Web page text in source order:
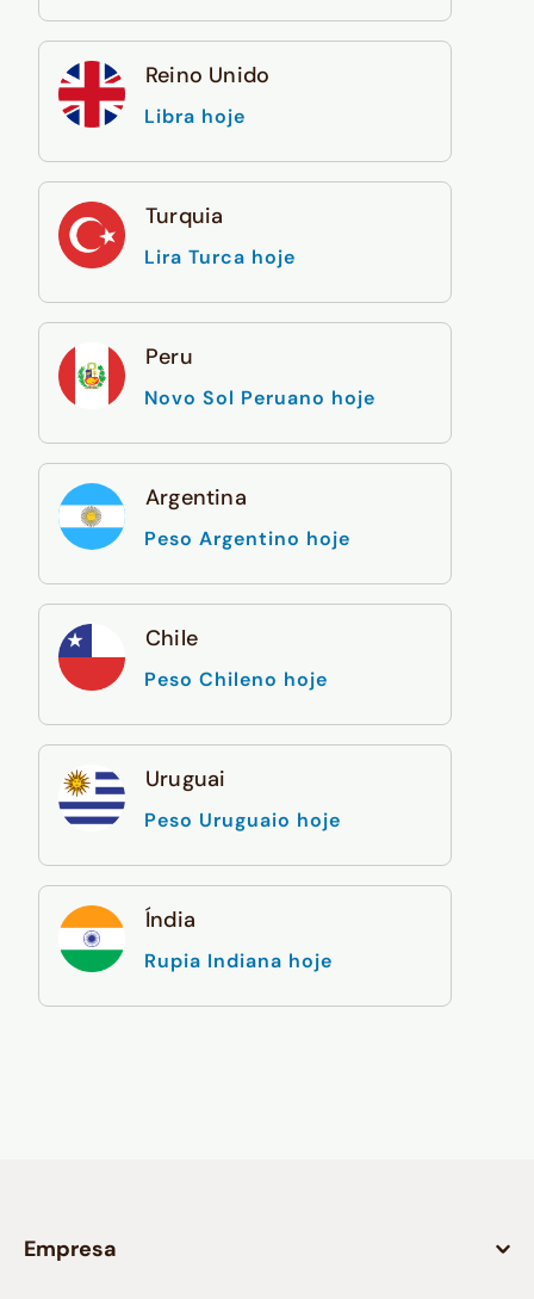
Reino Unido
Libra hoje
Turquia
Lira Turca hoje
Peru
Novo Sol Peruano hoje
Argentina
Peso Argentino hoje
Chile
Peso Chileno hoje
Uruguai
Peso Uruguaio hoje
Índia
Rupia Indiana hoje
Empresa